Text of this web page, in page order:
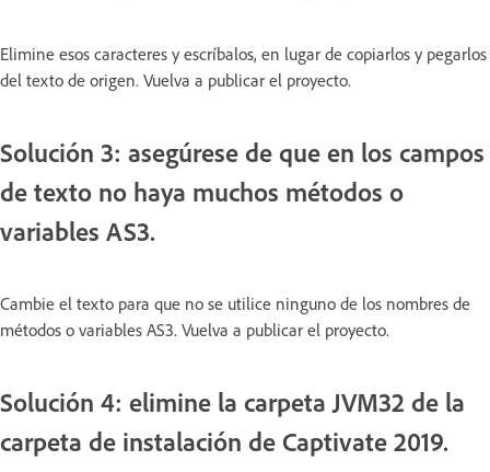
Elimine esos caracteres y escríbalos, en lugar de copiarlos y pegarlos
del texto de origen. Vuelva a publicar el proyecto.
Solución 3: asegúrese de que en los campos
de texto no haya muchos métodos o
variables AS3.
Cambie el texto para que no se utilice ninguno de los nombres de
métodos o variables AS3. Vuelva a publicar el proyecto.
Solución 4: elimine la carpeta JVM32 de la
carpeta de instalación de Captivate 2019.